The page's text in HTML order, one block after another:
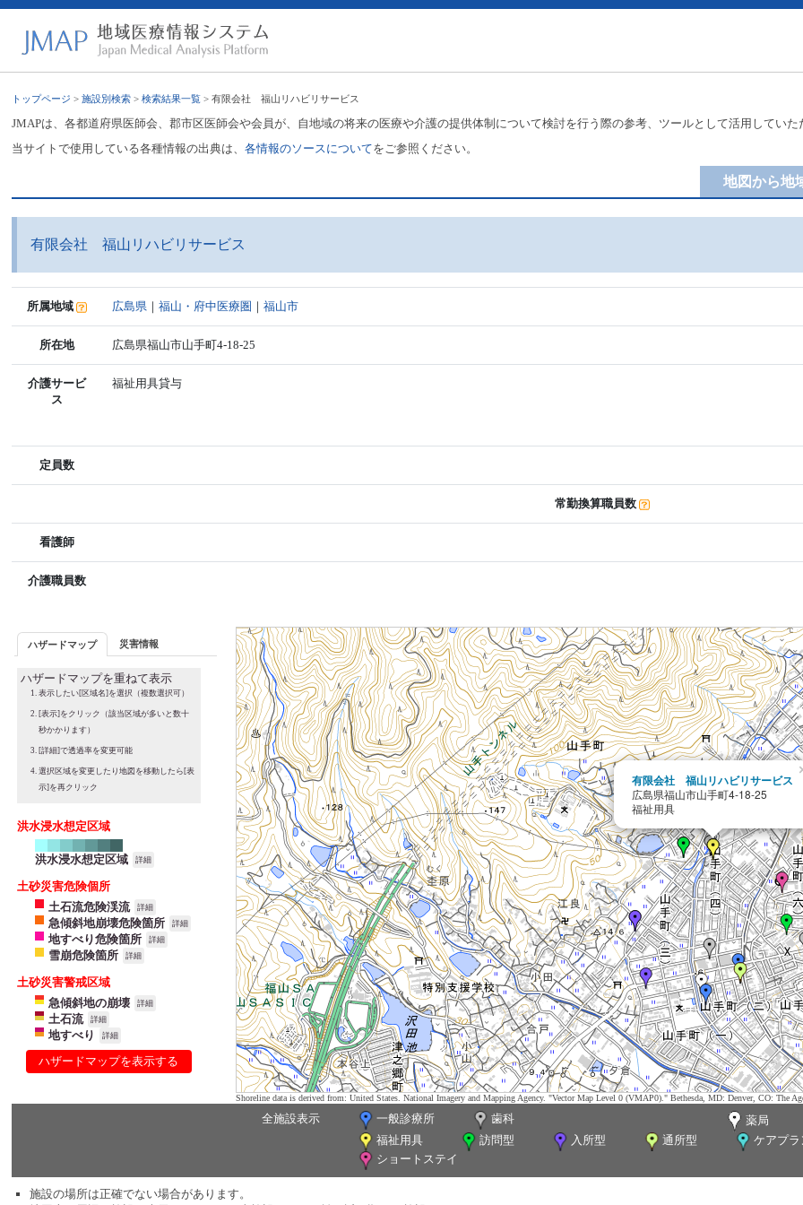
トップページ >施設別検索 >検索結果一覧 > 有限会社 福山リハビリサービス
JMAPは、各都道府県医師会、郡市区医師会や会員が、自地域の将来の医療や介護の提供体制について検討を行う際の参考、ツールとして活用してい
当サイトで使用している各種情報の出典は、各情報のソースについてをご参照ください。
地図から地
有限会社 福山リハビリサービス
所属地域 広島県 ｜福山・府中医療圏 ｜福山市
所在地 広島県福山市山手町4-18-25
介護サービ
ス
福祉用具貸与
定員数
常勤換算職員数
看護師
介護職員数
ハザードマップ 災害情報
ハザードマップを重ねて表示
表示したい[区域名]を選択（複数選択可）
[表示]をクリック（該当区域が多いと数十
秒かかります）
[詳細]で透過率を変更可能
選択区域を変更したり地図を移動したら[表
示]を再クリック
洪水浸水想定区域
洪水浸水想定区域 詳細
土砂災害危険個所
土石流危険渓流
詳細
急傾斜地崩壊危険箇所 詳細
地すべり危険箇所 詳細
雪崩危険箇所 詳細
土砂災害警戒区域
急傾斜地の崩壊
詳細
土石流 詳細
地すべり 詳細
ハザードマップを表示する
有限会社 福山リハビリサービス
広島県福山市山手町4-18-25
福祉用具
Shoreline data is derived from: United States. National Imagery and Mapping Agency. "Vector Map Level 0 (VMAP0)." Bethesda, MD: Denver, CO: The
全施設表示 一般診療所 歯科
薬局
福祉用具
訪問型 入所型 通所型
ケアプラ
ショートステイ
施設の場所は正確でない場合があります。